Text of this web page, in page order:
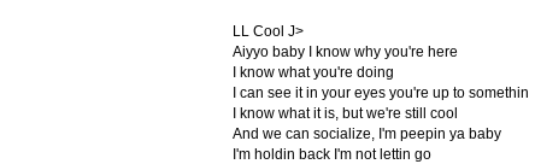
LL Cool J>
Aiyyo baby I know why you're here
I know what you're doing
I can see it in your eyes you're up to somethin
I know what it is, but we're still cool
And we can socialize, I'm peepin ya baby
I'm holdin back I'm not lettin go